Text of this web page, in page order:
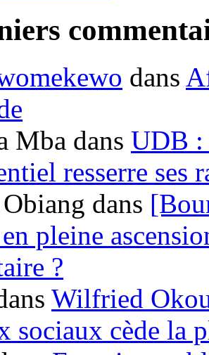
dans
Mba dans UDB :
resserre ses
dans
pleine
?
Wilfried
sociaux cède la